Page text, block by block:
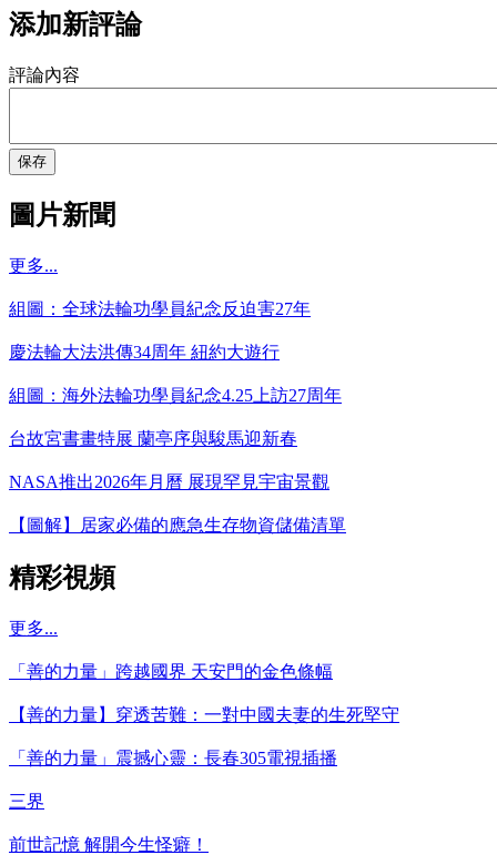
添加新評論
評論內容
保存
圖片新聞
更多...
組圖：全球法輪功學員紀念反迫害27年
慶法輪大法洪傳34周年 紐約大遊行
組圖：海外法輪功學員紀念4.25上訪27周年
台故宮書畫特展 蘭亭序與駿馬迎新春
NASA推出2026年月曆 展現罕見宇宙景觀
【圖解】居家必備的應急生存物資儲備清單
精彩視頻
更多...
「善的力量」跨越國界 天安門的金色條幅
【善的力量】穿透苦難：一對中國夫妻的生死堅守
「善的力量」震撼心靈：長春305電視插播
三界
前世記憶 解開今生怪癖！